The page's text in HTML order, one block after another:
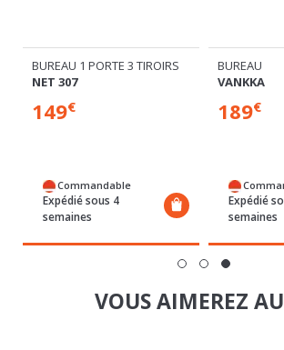
BUREAU 1 PORTE 3 TIROIRS
NET 307
149€
Commandable
Expédié sous 4
semaines
BUREAU
VANKKA
189€
Expédié
semaines
VOUS AIMEREZ